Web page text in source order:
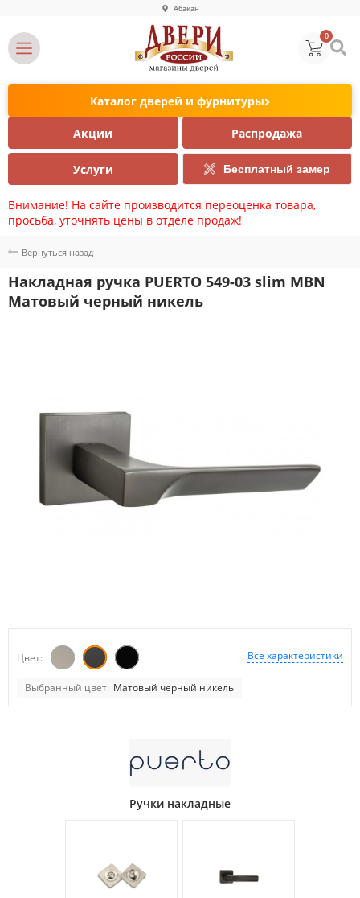
Абакан
0
Каталог дверей и фурнитуры
Акции Распродажа
Услуги Бесплатный замер
Внимание! На сайте производится переоценка товара,
просьба, уточнять цены в отделе продаж!
Вернуться назад
Накладная ручка PUERTO 549-03 slim MBN
Матовый черный никель
Все характеристики
Цвет:
Выбранный цвет: Матовый черный никель
Ручки накладные